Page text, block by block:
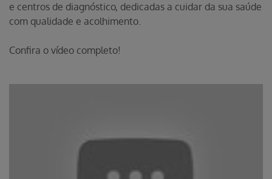
e centros de diagnóstico, dedicadas a cuidar da sua saúde
com qualidade e acolhimento.
Confira o vídeo completo!